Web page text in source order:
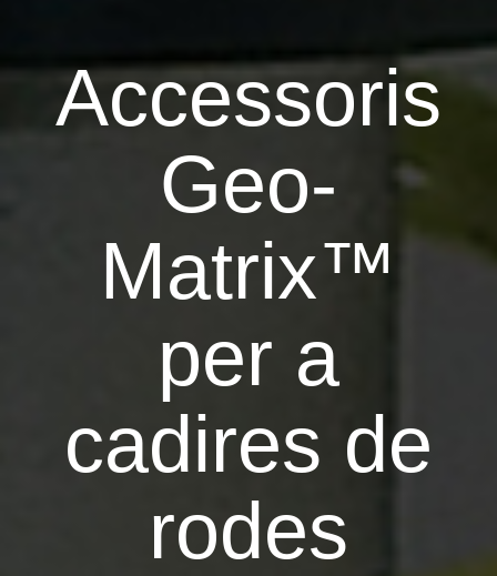
Accessoris
Geo-
Matrix™
per a
cadires de
rodes